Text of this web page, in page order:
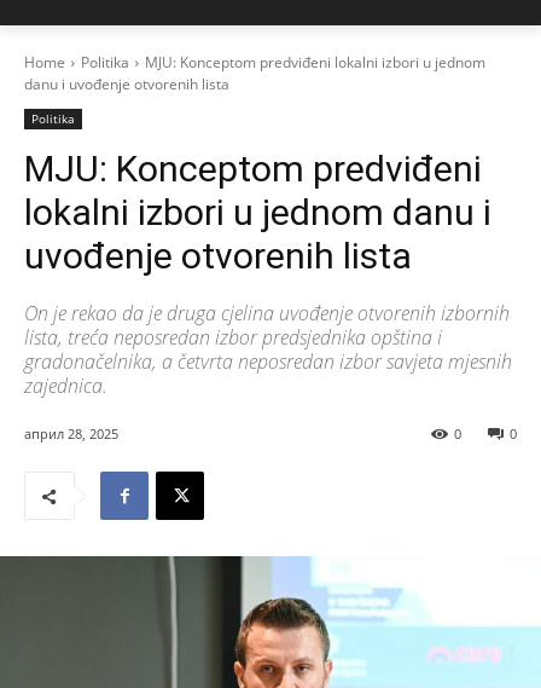
Home Politika
MJU: Konceptom predviđeni lokalni izbori u jednom
danu i uvođenje otvorenih lista
Politika
MJU: Konceptom predviđeni
lokalni izbori u jednom danu i
uvođenje otvorenih lista
On je rekao da je druga cjelina uvođenje otvorenih izbornih
lista, treća neposredan izbor predsjednika opština i
gradonačelnika, a četvrta neposredan izbor savjeta mjesnih
zajednica.
април 28, 2025 0
0